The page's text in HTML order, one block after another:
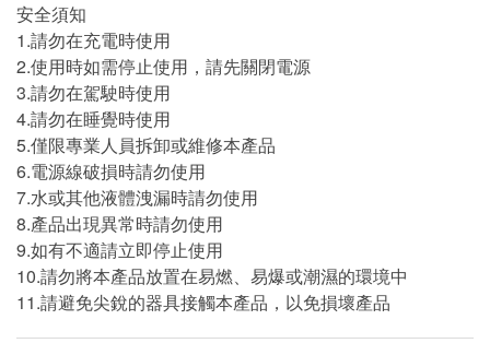
安全須知
1.請勿在充電時使用
2.使用時如需停止使用，請先關閉電源
3.請勿在駕駛時使用
4.請勿在睡覺時使用
5.僅限專業人員拆卸或維修本產品
6.電源線破損時請勿使用
7.水或其他液體洩漏時請勿使用
8.產品出現異常時請勿使用
9.如有不適請立即停止使用
10.請勿將本產品放置在易燃、易爆或潮濕的環境中
11.請避免尖銳的器具接觸本產品，以免損壞產品